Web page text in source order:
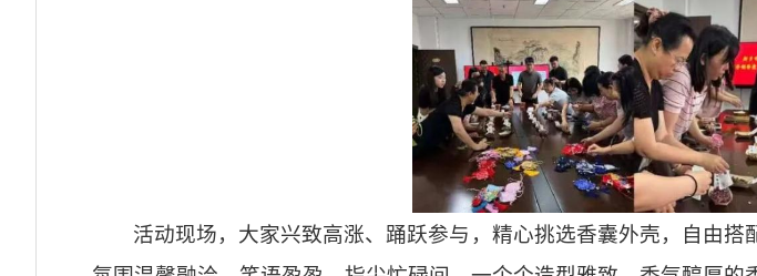
活动现场，大家兴致高涨、踊跃参与，精心挑选香囊外壳，自由